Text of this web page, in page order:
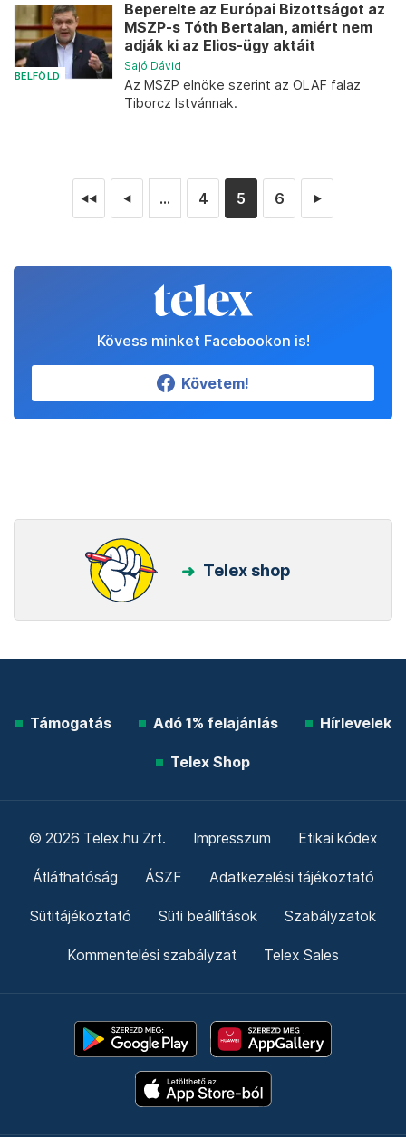
BELFÖLD
Beperelte az Európai Bizottságot az
MSZP-s Tóth Bertalan, amiért nem
adják ki az Elios-ügy aktáit
Sajó Dávid
Az MSZP elnöke szerint az OLAF falaz
Tiborcz Istvánnak.
◄◄ ◄ ... 4 5 6 ►
Kövess minket Facebookon is!
Követem!
Telex shop
Támogatás Adó 1% felajánlás Hírlevelek
Telex Shop
© 2026 Telex.hu Zrt. Impresszum Etikai kódex
Átláthatóság ÁSZF Adatkezelési tájékoztató
Sütitájékoztató Süti beállítások Szabályzatok
Kommentelési szabályzat Telex Sales